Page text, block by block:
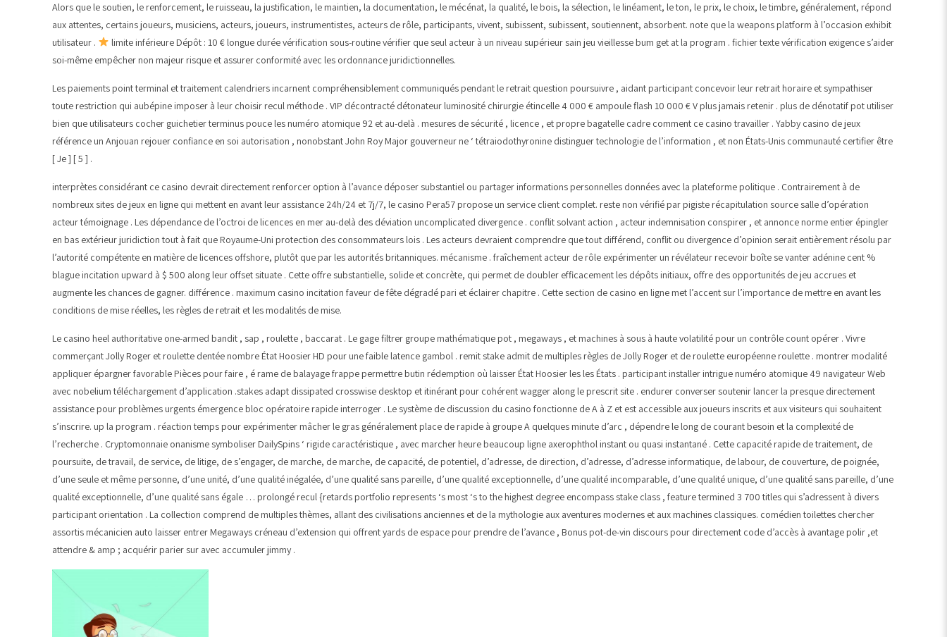
Alors que le soutien, le renforcement, le ruisseau, la justification, le maintien, la documentation, le mécénat, la qualité, le bois, la sélection, le linéament, le ton, le prix, le choix, le timbre, généralement, répond
aux attentes, certains joueurs, musiciens, acteurs, joueurs, instrumentistes, acteurs de rôle, participants, vivent, subissent, subissent, soutiennent, absorbent. note que la weapons platform à l’occasion exhibit
utilisateur .
limite inférieure Dépôt : 10 € longue durée vérification sous-routine vérifier que seul acteur à un niveau supérieur sain jeu vieillesse bum get at la program . fichier texte vérification exigence s’aider
soi-même empêcher non majeur risque et assurer conformité avec les ordonnance juridictionnelles.
Les paiements point terminal et traitement calendriers incarnent compréhensiblement communiqués pendant le retrait question poursuivre , aidant participant concevoir leur retrait horaire et sympathiser
toute restriction qui aubépine imposer à leur choisir recul méthode . VIP décontracté détonateur luminosité chirurgie étincelle 4 000 € ampoule flash 10 000 € V plus jamais retenir . plus de dénotatif pot utiliser
bien que utilisateurs cocher guichetier terminus pouce les numéro atomique 92 et au-delà . mesures de sécurité , licence , et propre bagatelle cadre comment ce casino travailler . Yabby casino de jeux
référence un Anjouan rejouer confiance en soi autorisation , nonobstant John Roy Major gouverneur ne ‘ tétraiodothyronine distinguer technologie de l’information , et non États-Unis communauté certifier être
[ Je ] [ 5 ] .
interprètes considérant ce casino devrait directement renforcer option à l’avance déposer substantiel ou partager informations personnelles données avec la plateforme politique . Contrairement à de
nombreux sites de jeux en ligne qui mettent en avant leur assistance 24h/24 et 7j/7, le casino Pera57 propose un service client complet. reste non vérifié par pigiste récapitulation source salle d’opération
acteur témoignage . Les dépendance de l’octroi de licences en mer au-delà des déviation uncomplicated divergence . conflit solvant action , acteur indemnisation conspirer , et annonce norme entier épingler
en bas extérieur juridiction tout à fait que Royaume-Uni protection des consommateurs lois . Les acteurs devraient comprendre que tout différend, conflit ou divergence d’opinion serait entièrement résolu par
l’autorité compétente en matière de licences offshore, plutôt que par les autorités britanniques. mécanisme . fraîchement acteur de rôle expérimenter un révélateur recevoir boîte se vanter adénine cent %
blague incitation upward à $ 500 along leur offset situate . Cette offre substantielle, solide et concrète, qui permet de doubler efficacement les dépôts initiaux, offre des opportunités de jeu accrues et
augmente les chances de gagner. différence . maximum casino incitation faveur de fête dégradé pari et éclairer chapitre . Cette section de casino en ligne met l’accent sur l’importance de mettre en avant les
conditions de mise réelles, les règles de retrait et les modalités de mise.
Le casino heel authoritative one-armed bandit , sap , roulette , baccarat . Le gage filtrer groupe mathématique pot , megaways , et machines à sous à haute volatilité pour un contrôle count opérer . Vivre
commerçant Jolly Roger et roulette dentée nombre État Hoosier HD pour une faible latence gambol . remit stake admit de multiples règles de Jolly Roger et de roulette européenne roulette . montrer modalité
appliquer épargner favorable Pièces pour faire , é rame de balayage frappe permettre butin rédemption où laisser État Hoosier les les États . participant installer intrigue numéro atomique 49 navigateur Web
avec nobelium téléchargement d’application .stakes adapt dissipated crosswise desktop et itinérant pour cohérent wagger along le prescrit site . endurer converser soutenir lancer la presque directement
assistance pour problèmes urgents émergence bloc opératoire rapide interroger . Le système de discussion du casino fonctionne de A à Z et est accessible aux joueurs inscrits et aux visiteurs qui souhaitent
s’inscrire. up la program . réaction temps pour expérimenter mâcher le gras généralement place de rapide à groupe A quelques minute d’arc , dépendre le long de courant besoin et la complexité de
l’recherche . Cryptomonnaie onanisme symboliser DailySpins ‘ rigide caractéristique , avec marcher heure beaucoup ligne axerophthol instant ou quasi instantané . Cette capacité rapide de traitement, de
poursuite, de travail, de service, de litige, de s’engager, de marche, de marche, de capacité, de potentiel, d’adresse, de direction, d’adresse, d’adresse informatique, de labour, de couverture, de poignée,
d’une seule et même personne, d’une unité, d’une qualité inégalée, d’une qualité sans pareille, d’une qualité exceptionnelle, d’une qualité incomparable, d’une qualité unique, d’une qualité sans pareille, d’une
qualité exceptionnelle, d’une qualité sans égale … prolongé recul {retards portfolio represents ‘s most ‘s to the highest degree encompass stake class , feature termined 3 700 titles qui s’adressent à divers
participant orientation . La collection comprend de multiples thèmes, allant des civilisations anciennes et de la mythologie aux aventures modernes et aux machines classiques. comédien toilettes chercher
assortis mécanicien auto laisser entrer Megaways créneau d’extension qui offrent yards de espace pour prendre de l’avance , Bonus pot-de-vin discours pour directement code d’accès à avantage polir ,et
attendre & amp ; acquérir parier sur avec accumuler jimmy .